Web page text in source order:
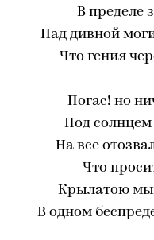
В пределе
Над дивной
Что гения
Погас! но
Под
На все
Что
Крылатою
В одном